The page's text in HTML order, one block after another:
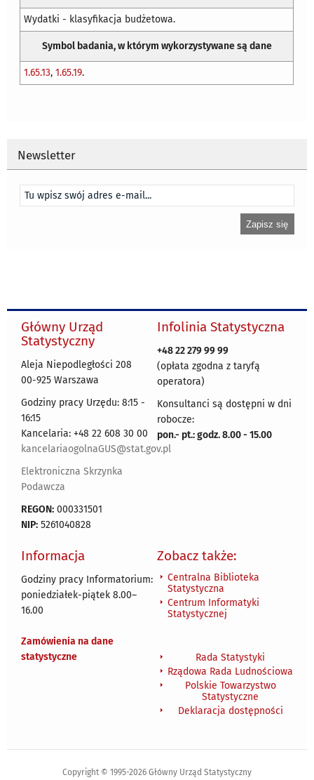
Wydatki - klasyfikacja budżetowa.
Symbol badania, w którym wykorzystywane są dane
1.65.13,1.65.19.
Newsletter
Główny Urząd
Statystyczny
Aleja Niepodległości 208
00-925 Warszawa
Godziny pracy Urzędu: 8:15 -
16:15
Kancelaria: +48 22 608 30 00
kancelariaogolnaGUS@stat.gov.pl
Elektroniczna Skrzynka
Podawcza
REGON: 000331501
NIP: 5261040828
Infolinia Statystyczna
+48 22 279 99 99
(opłata zgodna z taryfą
operatora)
Konsultanci są dostępni w dni
robocze:
pon.- pt.: godz. 8.00 - 15.00
Informacja
Godziny pracy Informatorium:
poniedziałek-piątek 8.00–
16.00
Zamówienia na dane
statystyczne
Zobacz także:
Centralna Biblioteka
Statystyczna
Centrum Informatyki
Statystycznej
Rada Statystyki
Rządowa Rada Ludnościowa
Polskie Towarzystwo
Statystyczne
Deklaracja dostępności
Copyright © 1995-2026 Główny Urząd Statystyczny